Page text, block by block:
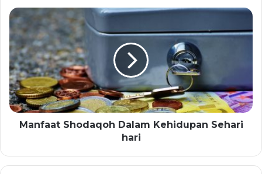
Manfaat Shodaqoh Dalam Kehidupan Sehari
hari